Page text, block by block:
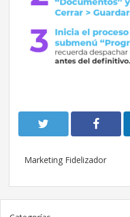
Marketing Fidelizador